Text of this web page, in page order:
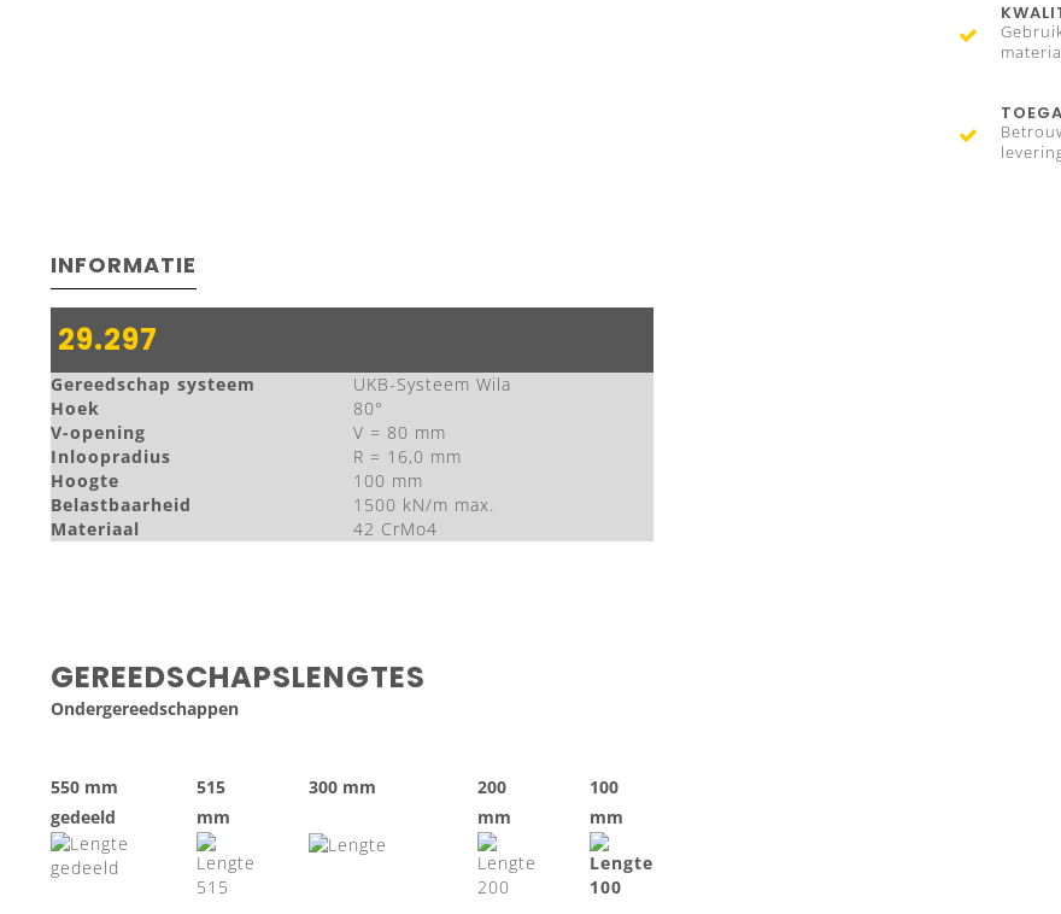
INFORMATIE
29.297
Gereedschap systeem
UKB-Systeem Wila
Hoek
80°
V-opening
V = 80 mm
Inloopradius
R = 16,0 mm
Hoogte
100 mm
Belastbaarheid
1500 kN/m max.
Materiaal
42 CrMo4
GEREEDSCHAPSLENGTES
Ondergereedschappen
550 mm
gedeeld
515
mm
300 mm
200
mm
100
mm